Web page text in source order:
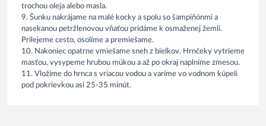
trochou oleja alebo masla.
9. Šunku nakrájame na malé kocky a spolu so šampiňónmi a
nasekanou petržlenovou vňaťou pridáme k osmaženej žemli.
Prilejeme cesto, osolíme a premiešame.
10. Nakoniec opatrne vmiešame sneh z bielkov. Hrnčeky vytrieme
masťou, vysypeme hrubou múkou a až po okraj naplníme zmesou.
11. Vložíme do hrnca s vriacou vodou a varíme vo vodnom kúpeli
pod pokrievkou asi 25-35 minút.